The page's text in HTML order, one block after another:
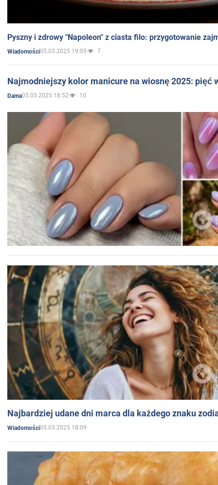
Pyszny i zdrowy "Napoleon" z ciasta filo: przygotowanie
Wiadomości05.03.2025 19:05 7
Najmodniejszy kolor manicure na wiosnę 2025: pięć
Dama05.03.2025 18:52 10
Najbardziej udane dni marca dla każdego znaku
Wiadomości05.03.2025 18:09